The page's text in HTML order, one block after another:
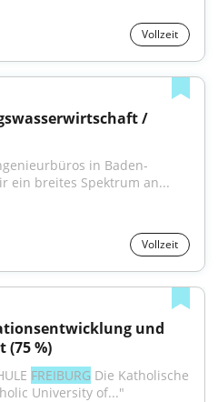
Vollzeit
/
in Baden-
ein breites Spektrum an...
Vollzeit
und
%)
FREIBURG Die Katholische
University of..."